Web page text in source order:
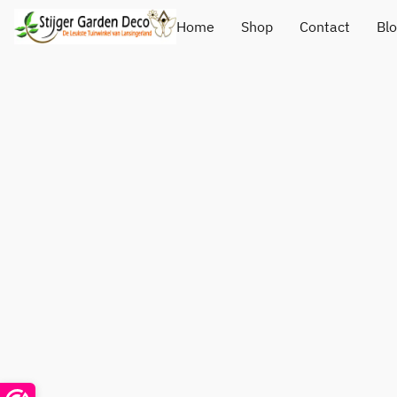
Home Shop Contact